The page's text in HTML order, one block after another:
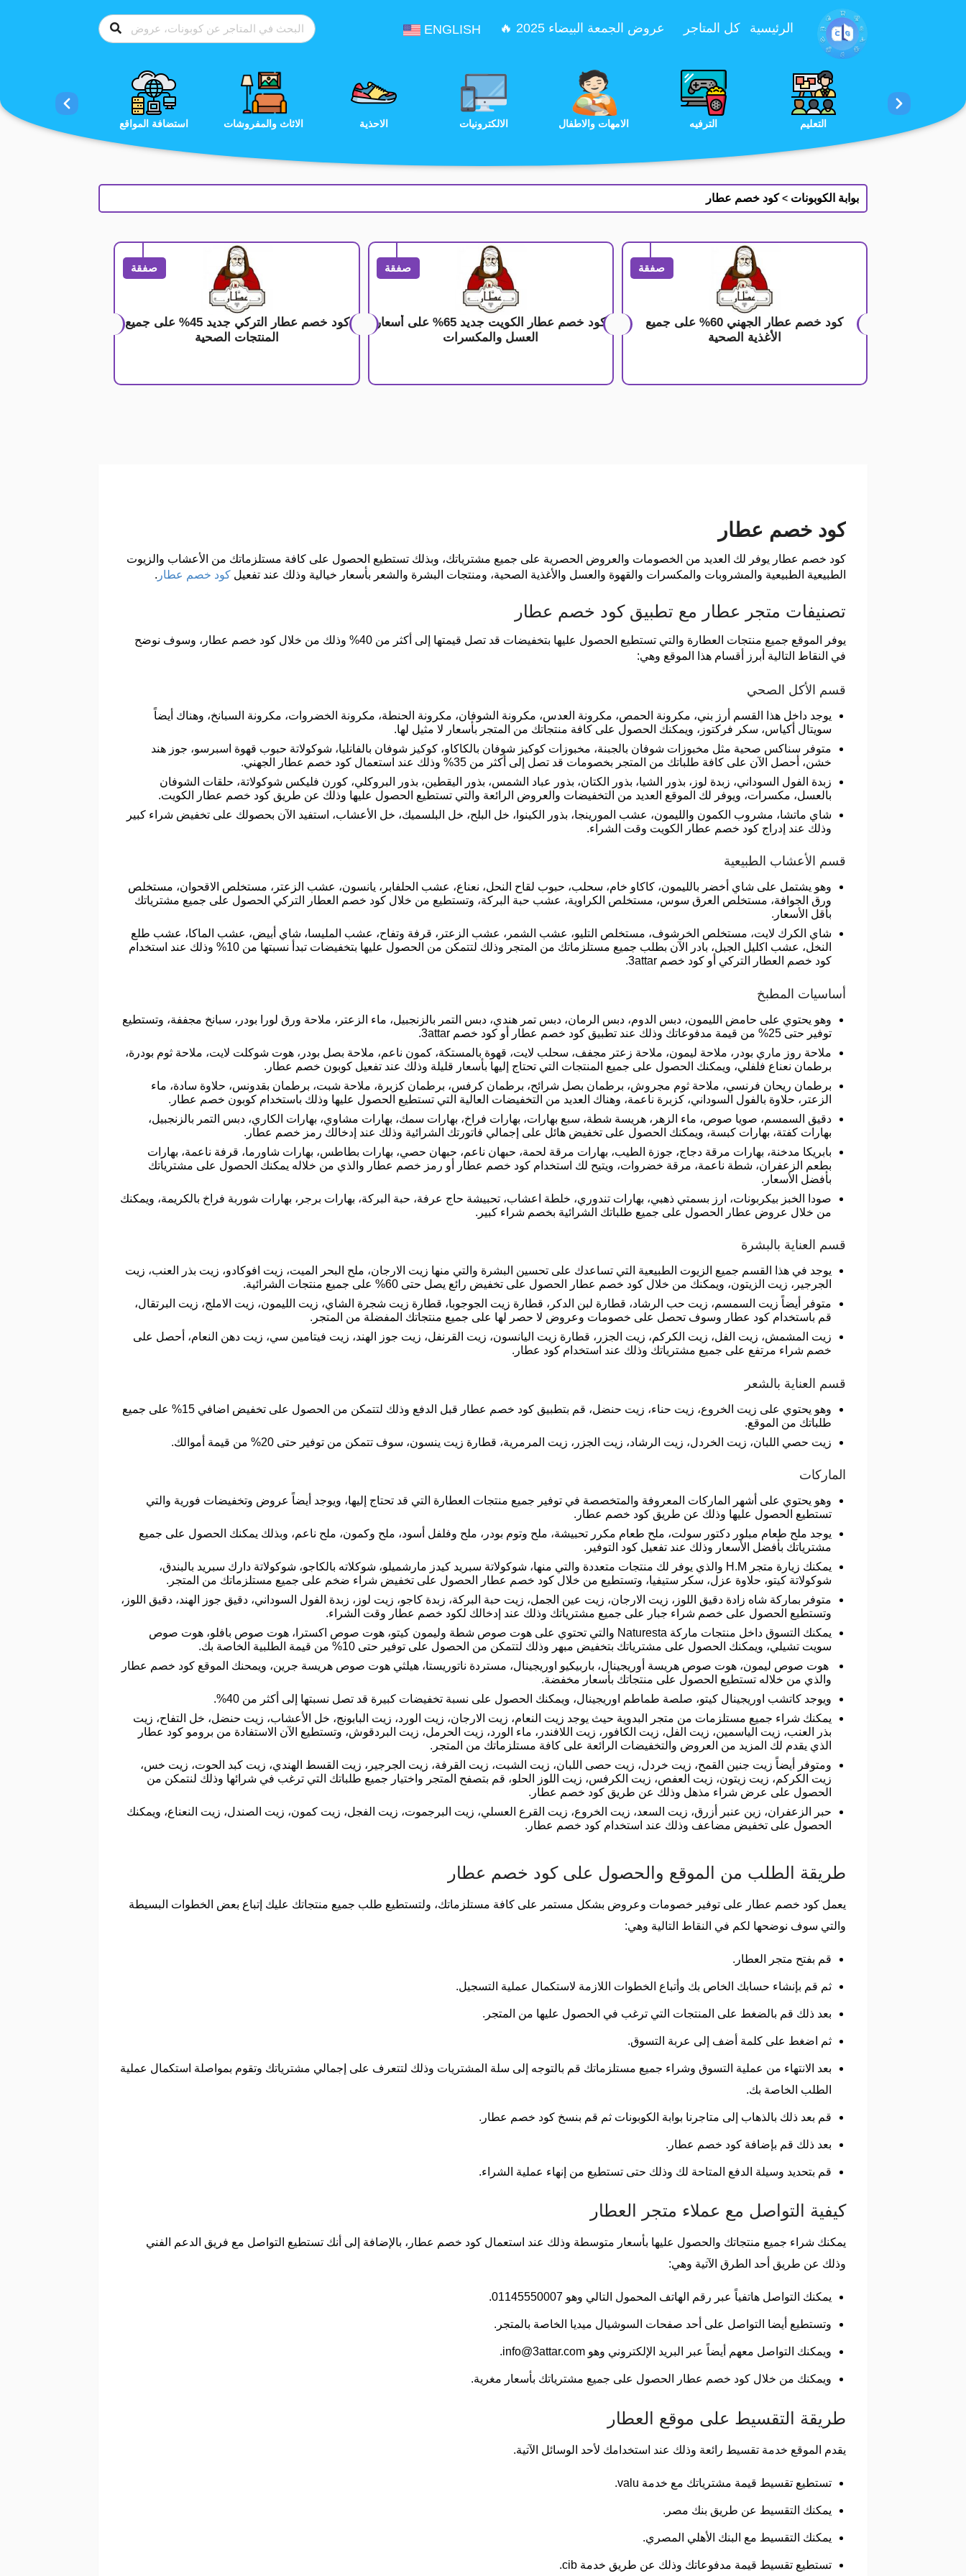
تخطي إلى المحتوى
الرئيسية كل المتاجر عروض الجمعة البيضاء 2025 🔥 ENGLISH
استضافة المواقع الاثاث والمفروشات الاحذية الالكترونيات الامهات والاطفال الترفيه التعليم الجمال والعناية الخدمات
بوابة الكوبونات > كود خصم عطار
صفقة
كود خصم عطار الجهني 60% على جميع
الأغذية الصحية
صفقة
كود خصم عطار الكويت جديد 65% على أسعار
العسل والمكسرات
صفقة
كود خصم عطار التركي جديد 45% على جميع
المنتجات الصحية
كود خصم عطار
كود خصم عطار يوفر لك العديد من الخصومات والعروض الحصرية على جميع مشترياتك، وبذلك تستطيع الحصول على كافة مستلزماتك من الأعشاب والزيوت
الطبيعية الطبيعية والمشروبات والمكسرات والقهوة والعسل والأغذية الصحية، ومنتجات البشرة والشعر بأسعار خيالية وذلك عند تفعيل كود خصم عطار .
تصنيفات متجر عطار مع تطبيق كود خصم عطار
يوفر الموقع جميع منتجات العطارة والتي تستطيع الحصول عليها بتخفيضات قد تصل قيمتها إلى أكثر من 40% وذلك من خلال كود خصم عطار، وسوف نوضح
في النقاط التالية أبرز أقسام هذا الموقع وهي:
قسم الأكل الصحي
يوجد داخل هذا القسم أرز بني، مكرونة الحمص، مكرونة العدس، مكرونة الشوفان، مكرونة الحنطة، مكرونة الخضروات، مكرونة السبانخ، وهناك أيضاً
سويتال أكياس، سكر فركتوز، ويمكنك الحصول على كافة منتجاتك من المتجر بأسعار لا مثيل لها.
متوفر سناكس صحية مثل مخبوزات شوفان بالجبنة، مخبوزات كوكيز شوفان بالكاكاو، كوكيز شوفان بالفانليا، شوكولاتة حبوب قهوة اسبرسو، جوز هند
خشن، أحصل الآن على كافة طلباتك من المتجر بخصومات قد تصل إلى أكثر من 35% وذلك عند استعمال كود خصم عطار الجهني.
زبدة الفول السوداني، زبدة لوز، بذور الشيا، بذور الكتان، بذور عباد الشمس، بذور اليقطين، بذور البروكلي، كورن فليكس شوكولاتة، حلقات الشوفان
بالعسل، مكسرات، ويوفر لك الموقع العديد من التخفيضات والعروض الرائعة والتي تستطيع الحصول عليها وذلك عن طريق كود خصم عطار الكويت.
شاي ماتشا، مشروب الكمون والليمون، عشب المورينجا، بذور الكينوا، خل البلح، خل البلسميك، خل الأعشاب، استفيد الآن بحصولك على تخفيض شراء كبير
وذلك عند إدراج كود خصم عطار الكويت وقت الشراء.
قسم الأعشاب الطبيعية
وهو يشتمل على شاي أخضر بالليمون، كاكاو خام، سحلب، حبوب لقاح النحل، نعناع، عشب الحلفابر، يانسون، عشب الزعتر، مستخلص الاقحوان، مستخلص
ورق الجوافة، مستخلص العرق سوس، مستخلص الكراوية، عشب حبة البركة، وتستطيع من خلال كود خصم العطار التركي الحصول على جميع مشترياتك
بأقل الأسعار.
شاي الكرك لايت، مستخلص الخرشوف، مستخلص التليو، عشب الشمر، عشب الزعتر، قرفة وتفاح، عشب المليسا، شاي أبيض، عشب الماكا، عشب طلع
النخل، عشب اكليل الجبل، بادر الآن بطلب جميع مستلزماتك من المتجر وذلك لتتمكن من الحصول عليها بتخفيضات تبدأ نسبتها من 10% وذلك عند استخدام
كود خصم العطار التركي أو كود خصم 3attar.
أساسيات المطبخ
وهو يحتوي على حامض الليمون، دبس الدوم، دبس الرمان، دبس تمر هندي، دبس التمر بالزنجبيل، ماء الزعتر، ملاحة ورق لورا بودر، سبانخ مجففة، وتستطيع
توفير حتى 25% من قيمة مدفوعاتك وذلك عند تطبيق كود خصم عطار أو كود خصم 3attar.
ملاحة روز ماري بودر، ملاحة ليمون، ملاحة زعتر مجفف، سحلب لايت، قهوة بالمستكة، كمون ناعم، ملاحة بصل بودر، هوت شوكلت لايت، ملاحة ثوم بودرة،
برطمان نعناع فلفلي، ويمكنك الحصول على جميع المنتجات التي تحتاج إليها بأسعار قليلة وذلك عند تفعيل كوبون خصم عطار.
برطمان ريحان فرنسي، ملاحة ثوم مجروش، برطمان بصل شرائح، برطمان كرفس، برطمان كزبرة، ملاحة شبت، برطمان بقدونس، حلاوة سادة، ماء
الزعتر، حلاوة بالفول السوداني، كزبرة ناعمة، وهناك العديد من التخفيضات العالية التي تستطيع الحصول عليها وذلك باستخدام كوبون خصم عطار.
دقيق السمسم، صويا صوص، ماء الزهر، هريسة شطة، سبع بهارات، بهارات فراخ، بهارات سمك، بهارات مشاوي، بهارات الكاري، دبس التمر بالزنجبيل،
بهارات كفتة، بهارات كبسة، ويمكنك الحصول على تخفيض هائل على إجمالي فاتورتك الشرائية وذلك عند إدخالك رمز خصم عطار.
بابريكا مدخنة، بهارات مرقة دجاج، جوزة الطيب، بهارات مرقة لحمة، حبهان ناعم، حبهان حصي، بهارات بطاطس، بهارات شاورما، قرفة ناعمة، بهارات
بطعم الزعفران، شطة ناعمة، مرقة خضروات، ويتيح لك استخدام كود خصم عطار أو رمز خصم عطار والذي من خلاله يمكنك الحصول على مشترياتك
بأفضل الأسعار.
صودا الخبز بيكربونات، ارز بسمتي ذهبي، بهارات تندوري، خلطة اعشاب، تحبيشة حاج عرفة، حبة البركة، بهارات برجر، بهارات شوربة فراخ بالكريمة، ويمكنك
من خلال عروض عطار الحصول على جميع طلباتك الشرائية بخصم شراء كبير.
قسم العناية بالبشرة
يوجد في هذا القسم جميع الزيوت الطبيعية التي تساعدك على تحسين البشرة والتي منها زيت الارجان، ملح البحر الميت، زيت افوكادو، زيت بذر العنب، زيت
الجرجير، زيت الزيتون، ويمكنك من خلال كود خصم عطار الحصول على تخفيض رائع يصل حتى 60% على جميع منتجات الشرائية.
متوفر أيضاً زيت السمسم، زيت حب الرشاد، قطارة لبن الدكر، قطارة زيت الجوجوبا، قطارة زيت شجرة الشاي، زيت الليمون، زيت الاملج، زيت البرتقال،
قم باستخدام كود عطار وسوف تحصل على خصومات وعروض لا حصر لها على جميع منتجاتك المفضلة من المتجر.
زيت المشمش، زيت الفل، زيت الكركم، زيت الجزر، قطارة زيت اليانسون، زيت القرنفل، زيت جوز الهند، زيت فيتامين سي، زيت دهن النعام، أحصل على
خصم شراء مرتفع على جميع مشترياتك وذلك عند استخدام كود عطار.
قسم العناية بالشعر
وهو يحتوي على زيت الخروع، زيت حناء، زيت حنضل، قم بتطبيق كود خصم عطار قبل الدفع وذلك لتتمكن من الحصول على تخفيض اضافي 15% على جميع
طلباتك من الموقع.
زيت حصي اللبان، زيت الخردل، زيت الرشاد، زيت الجزر، زيت المرمرية، قطارة زيت ينسون، سوف تتمكن من توفير حتى 20% من قيمة أموالك.
الماركات
وهو يحتوي على أشهر الماركات المعروفة والمتخصصة في توفير جميع منتجات العطارة التي قد تحتاج إليها، ويوجد أيضاً عروض وتخفيضات فورية والتي
تستطيع الحصول عليها وذلك عن طريق كود خصم عطار.
يوجد ملح طعام مبلور دكتور سولت، ملح طعام مكرر تحبيشة، ملح وتوم بودر، ملح وفلفل أسود، ملح وكمون، ملح ناعم، وبذلك يمكنك الحصول على جميع
مشترياتك بأفضل الأسعار وذلك عند تفعيل كود التوفير.
يمكنك زيارة متجر H.M والذي يوفر لك منتجات متعددة والتي منها، شوكولاتة سبريد كيدز مارشميلو، شوكلاته بالكاجو، شوكولاتة دارك سبريد بالبندق،
شوكولاتة كيتو، حلاوة عزل، سكر ستيفيا، وتستطيع من خلال كود خصم عطار الحصول على تخفيض شراء ضخم على جميع مستلزماتك من المتجر.
متوفر بماركة شاه زادة دقيق اللوز، زيت الارجان، زيت عين الجمل، زيت حبة البركة، زبدة كاجو، زيت لوز، زبدة الفول السوداني، دقيق جوز الهند، دقيق اللوز،
وتستطيع الحصول على خصم شراء جبار على جميع مشترياتك وذلك عند إدخالك لكود خصم عطار وقت الشراء.
يمكنك التسوق داخل منتجات ماركة Naturesta والتي تحتوي على هوت صوص شطة وليمون كيتو، هوت صوص اكسترا، هوت صوص بافلو، هوت صوص
سويت تشيلي، ويمكنك الحصول على مشترياتك بتخفيض مبهر وذلك لتتمكن من الحصول على توفير حتى 10% من قيمة الطلبية الخاصة بك.
هوت صوص ليمون، هوت صوص هريسة أوريجينال، باربيكيو اوريجينال، مستردة ناتوريستا، هيلثي هوت صوص هريسة جرين، ويمحنك الموقع كود خصم عطار
والذي من خلاله تستطيع الحصول على منتجاتك بأسعار مخفضة.
ويوجد كاتشب اوريجينال كيتو، صلصة طماطم اوريجينال، ويمكنك الحصول على نسبة تخفيضات كبيرة قد تصل نسبتها إلى أكثر من 40%.
يمكنك شراء جميع مستلزمات من متجر البدوية حيث يوجد زيت النعام، زيت الارجان، زيت الورد، زيت البابونج، خل الأعشاب، زيت حنضل، خل التفاح، زيت
بذر العنب، زيت الياسمين، زيت الفل، زيت الكافور، زيت اللافندر، ماء الورد، زيت الحرمل، زيت البردقوش، وتستطيع الآن الاستفادة من برومو كود عطار
الذي يقدم لك المزيد من العروض والتخفيضات الرائعة على كافة مستلزماتك من المتجر.
ومتوفر أيضاً زيت جنين القمح، زيت خردل، زيت حصى اللبان، زيت الشبت، زيت القرفة، زيت الجرجير، زيت القسط الهندي، زيت كبد الحوت، زيت خس،
زيت الكركم، زيت زيتون، زيت العفص، زيت الكرفس، زيت اللوز الحلو، قم بتصفح المتجر واختيار جميع طلباتك التي ترغب في شرائها وذلك لنتمكن من
الحصول على عرض شراء مذهل وذلك عن طريق كود خصم عطار.
حبر الزعفران، زين عنبر أزرق، زيت السعد، زيت الخروع، زيت القرع العسلي، زيت البرجموت، زيت الفجل، زيت كمون، زيت الصندل، زيت النعناع، ويمكنك
الحصول على تخفيض مضاعف وذلك عند استخدام كود خصم عطار.
طريقة الطلب من الموقع والحصول على كود خصم عطار
يعمل كود خصم عطار على توفير خصومات وعروض بشكل مستمر على كافة مستلزماتك، ولتستطيع طلب جميع منتجاتك عليك إتباع بعض الخطوات البسيطة
والتي سوف نوضحها لكم في النقاط التالية وهي:
قم بفتح متجر العطار.
ثم قم بإنشاء حسابك الخاص بك وأتباع الخطوات اللازمة لاستكمال عملية التسجيل.
بعد ذلك قم بالضغط على المنتجات التي ترغب في الحصول عليها من المتجر.
ثم اضغط على كلمة أضف إلى عربة التسوق.
بعد الانتهاء من عملية التسوق وشراء جميع مستلزماتك قم بالتوجه إلى سلة المشتريات وذلك لتتعرف على إجمالي مشترياتك وتقوم بمواصلة استكمال عملية
الطلب الخاصة بك.
قم بعد ذلك بالذهاب إلى متاجرنا بوابة الكوبونات ثم قم بنسخ كود خصم عطار.
بعد ذلك قم بإضافة كود خصم عطار.
قم بتحديد وسيلة الدفع المتاحة لك وذلك حتى تستطيع من إنهاء عملية الشراء.
كيفية التواصل مع عملاء متجر العطار
يمكنك شراء جميع منتجاتك والحصول عليها بأسعار متوسطة وذلك عند استعمال كود خصم عطار، بالإضافة إلى أنك تستطيع التواصل مع فريق الدعم الفني
وذلك عن طريق أحد الطرق الآتية وهي:
يمكنك التواصل هاتفياً عبر رقم الهاتف المحمول التالي وهو 01145550007.
وتستطيع أيضا التواصل على أحد صفحات السوشيال ميديا الخاصة بالمتجر.
ويمكنك التواصل معهم أيضاً عبر البريد الإلكتروني وهو info@3attar.com
.
ويمكنك من خلال كود خصم عطار الحصول على جميع مشترياتك بأسعار مغرية.
طريقة التقسيط على موقع العطار
يقدم الموقع خدمة تقسيط رائعة وذلك عند استخدامك لأحد الوسائل الآتية.
تستطيع تقسيط قيمة مشترياتك مع خدمة valu.
يمكنك التقسيط عن طريق بنك مصر.
يمكنك التقسيط مع البنك الأهلي المصري.
تستطيع تقسيط قيمة مدفوعاتك وذلك عن طريق خدمة cib.